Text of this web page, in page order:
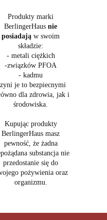
Produkty marki
BerlingerHaus nie
posiadają w swoim
składzie:
- metali ciężkich
-związków PFOA
- kadmu
je to bezpiecnymi
dla zdrowia, jak i
środowiska.
Kupując produkty
BerlingerHaus masz
pewność, że żadna
substancja nie
przedostanie się do
pożywienia oraz
organizmu.